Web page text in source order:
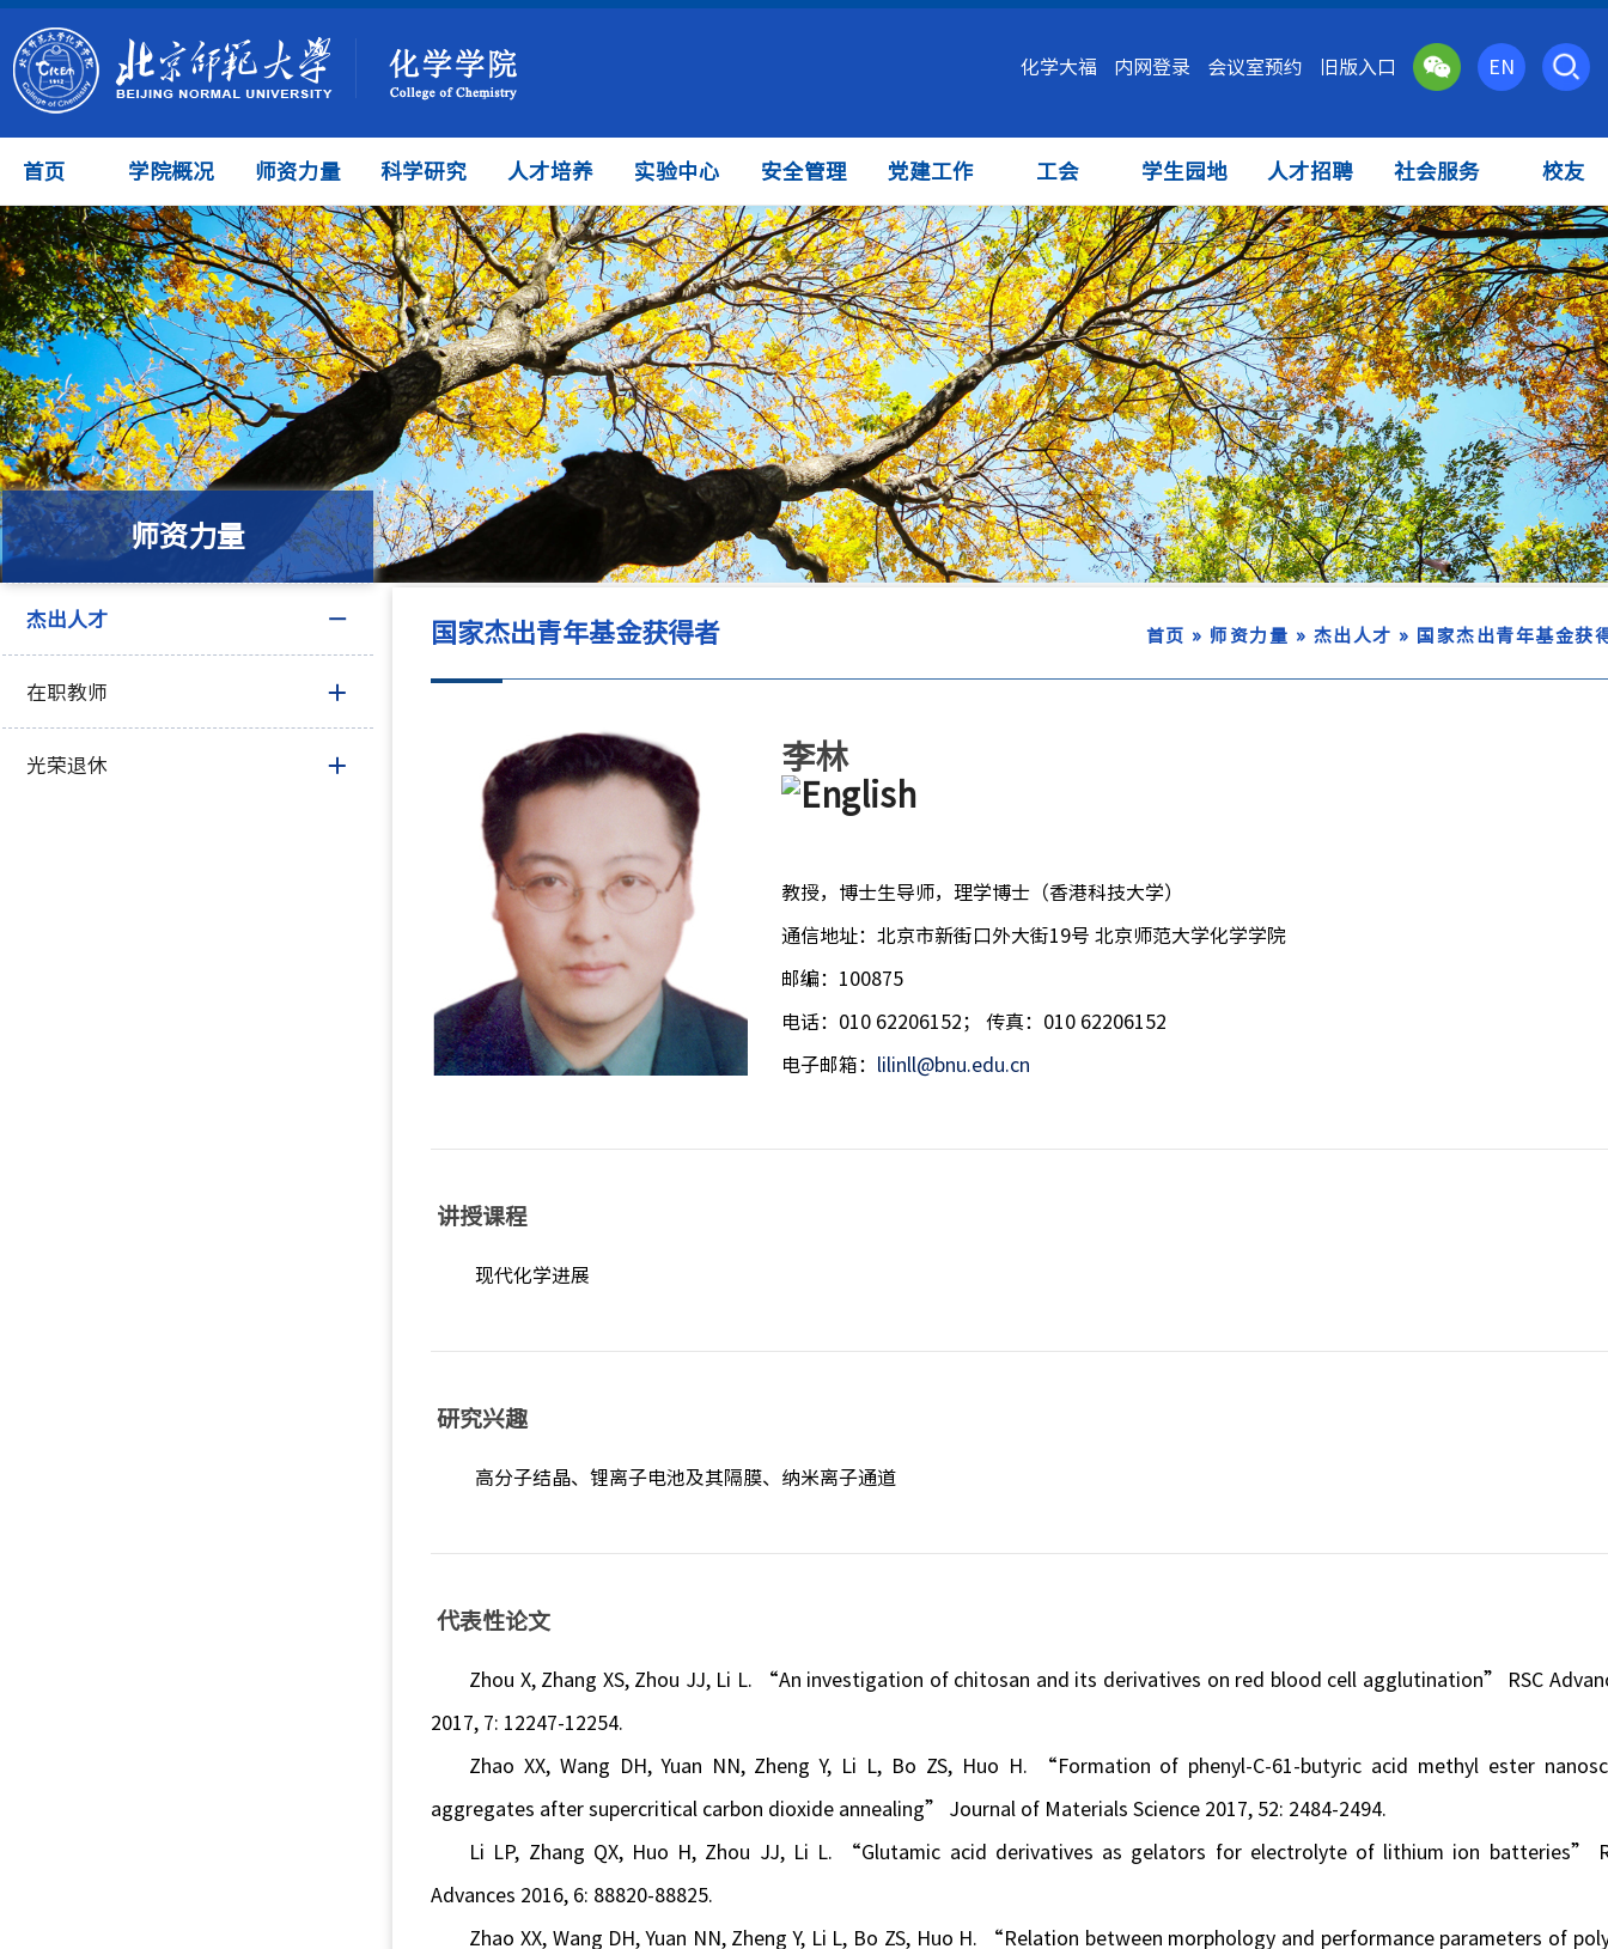
首页 学院概况 师资力量 科学研究 人才培养 实验中心 安全管理 党建工作 工会 学生园地 人才招聘 社会服务 校友
化学大福 内网登录 会议室预约 旧版入口 EN
师资力量
杰出人才
在职教师
光荣退休
国家杰出青年基金获得者 首页 » 师资力量 » 杰出人才 » 国家杰出青年基金获
李林
教授，博士生导师，理学博士（香港科技大学）
通信地址：北京市新街口外大街19号 北京师范大学化学学院
邮编：100875
电话：010 62206152； 传真：010 62206152
电子邮箱： lilinll@bnu.edu.cn
讲授课程
现代化学进展
研究兴趣
高分子结晶、锂离子电池及其隔膜、纳米离子通道
代表性论文
Zhou X, Zhang XS, Zhou JJ, Li L. “An investigation of chitosan and its derivatives on red blood cell agglutination” RSC
2017, 7: 12247-12254.
Zhao XX, Wang DH, Yuan NN, Zheng Y, Li L, Bo ZS, Huo H. “Formation of phenyl-C-61-butyric acid methyl ester
aggregates after supercritical carbon dioxide annealing” Journal of Materials Science 2017, 52: 2484-2494.
Li LP, Zhang QX, Huo H, Zhou JJ, Li L. “Glutamic acid derivatives as gelators for electrolyte of lithium ion batteries”
Advances 2016, 6: 88820-88825.
Zhao XX, Wang DH, Yuan NN, Zheng Y, Li L, Bo ZS, Huo H. “Relation between morphology and performance parameters of